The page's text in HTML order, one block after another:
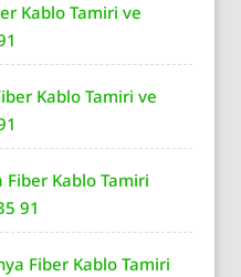
Kablo Tamiri ve
Kablo Tamiri ve
Fiber Kablo Tamiri
91
Fiber Kablo Tamiri